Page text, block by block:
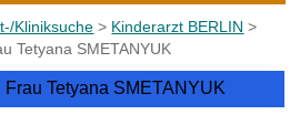
Kliniksuche > Kinderarzt BERLIN >
Tetyana SMETANYUK
Tetyana SMETANYUK